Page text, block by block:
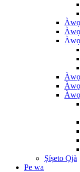
Ṣíṣeto Ọjà
Pe wa